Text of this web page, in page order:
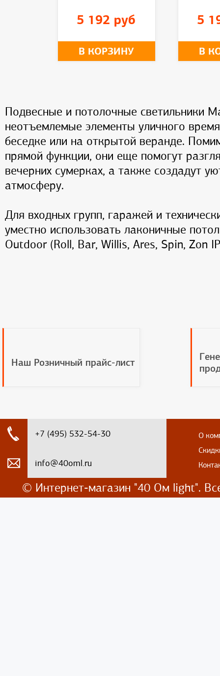
5 192 руб
В КОРЗИНУ
5
В
Подвесные и потолочные светильники
неотъемлемые элементы уличного
беседке или на открытой веранде.
прямой функции, они еще помогут
вечерних сумерках, а также создадут
атмосферу.
Для входных групп, гаражей и
уместно использовать лаконичные
Outdoor (Roll, Bar, Willis, Ares, Spin, Zon
Наш Розничный прайс-лист
+7 (495) 532-54-30
info@40oml.ru
О
© Интернет-магазин "40 Ом light".